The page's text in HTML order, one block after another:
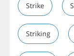
Strike
Striking